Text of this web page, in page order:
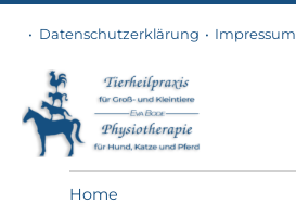
Impressum
Datenschutzerklärung
Tierheilpraxis
Home